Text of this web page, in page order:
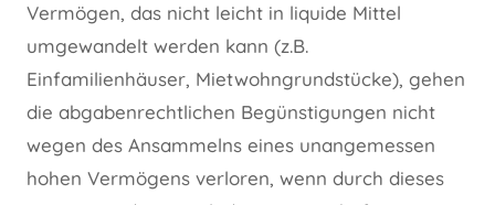
Vermögen, das nicht leicht in liquide Mittel
umgewandelt werden kann (z.B.
Einfamilienhäuser, Mietwohngrundstücke), gehen
die abgabenrechtlichen Begünstigungen nicht
wegen des Ansammelns eines unangemessen
hohen Vermögens verloren, wenn durch dieses